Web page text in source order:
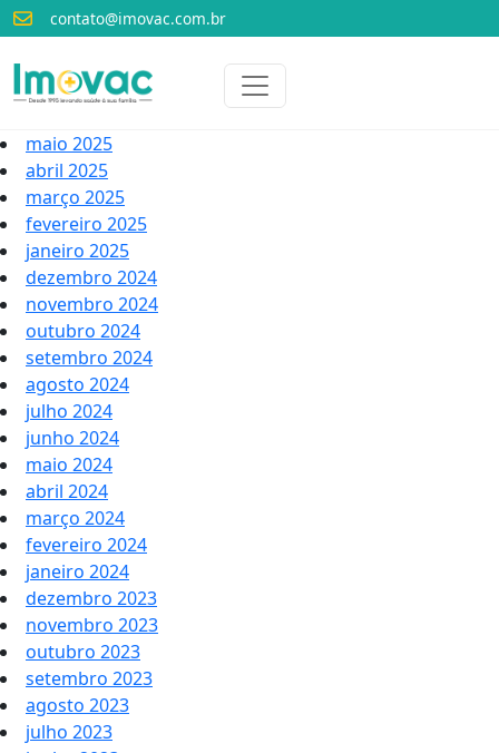
contato@imovac.com.br
Voltar para o início
maio 2025
abril 2025
março 2025
fevereiro 2025
janeiro 2025
dezembro 2024
novembro 2024
outubro 2024
setembro 2024
agosto 2024
julho 2024
junho 2024
maio 2024
abril 2024
março 2024
fevereiro 2024
janeiro 2024
dezembro 2023
novembro 2023
outubro 2023
setembro 2023
agosto 2023
julho 2023